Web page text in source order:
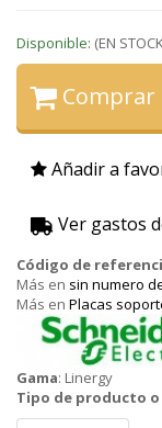
Disponible: (EN
Comprar
Añadir a
Ver gastos
Código de
Más en sin numero
Más en Placas
Schneider
Gama: Linergy
Tipo de producto